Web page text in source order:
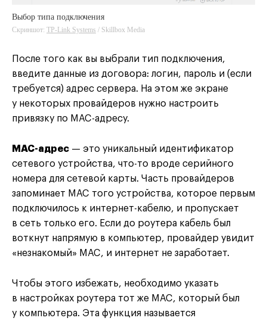
Выбор типа подключения
Скриншот: TP-Link Systems / Skillbox Media
После того как вы выбрали тип подключения,
введите данные из договора: логин, пароль и (если
требуется) адрес сервера. На этом же экране
у некоторых провайдеров нужно настроить
привязку по MAC-адресу.
MAC-адрес — это уникальный идентификатор
сетевого устройства, что-то вроде серийного
номера для сетевой карты. Часть провайдеров
запоминает MAC того устройства, которое первым
подключилось к интернет-кабелю, и пропускает
в сеть только его. Если до роутера кабель был
воткнут напрямую в компьютер, провайдер увидит
«незнакомый» MAC, и интернет не заработает.
Чтобы этого избежать, необходимо указать
в настройках роутера тот же MAC, который был
у компьютера. Эта функция называется